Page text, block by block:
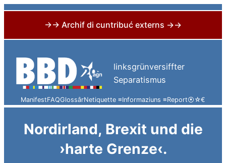
→→ Archif di cuntribuć externs →→
content
linksgrünversiffter
Separatismus
ManifestFAQGlossârNetiquette ≡Informaziuns ≡Report⦿☆€
Nordirland, Brexit und die
›harte Grenze‹.